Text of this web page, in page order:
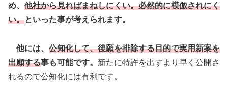
め、 他社から見ればまねしにくい。必然的に模倣されにく
い。といった事が考えられます。
他には、 公知化して、後願を排除する目的で実用新案を
出願する事も可能です。 新たに特許を出すより早く公開さ
れるので公知化には有利です。